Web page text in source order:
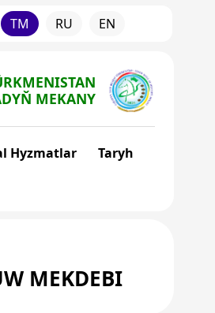
TM RU EN
MEKANY
Hyzmatlar
Taryh
MEKDEBI